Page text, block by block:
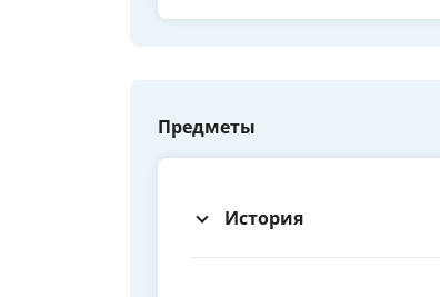
Предметы
История